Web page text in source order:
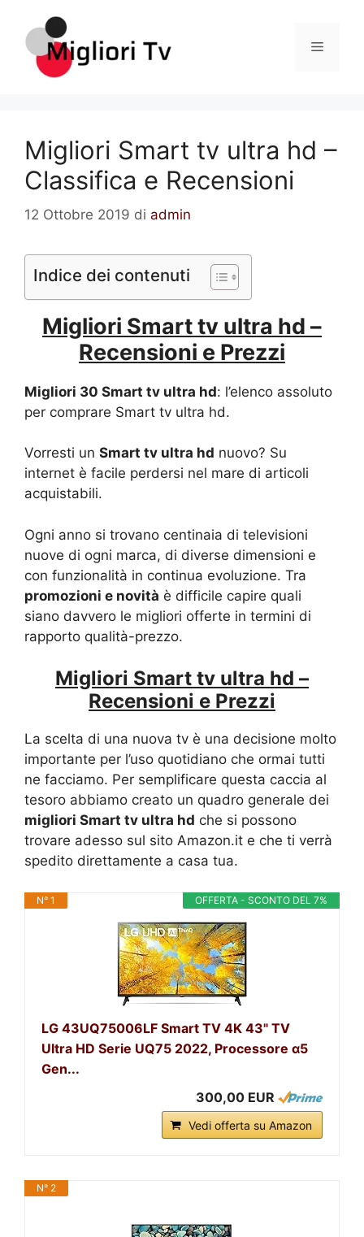
contenuto
Menu
Migliori Smart tv ultra hd –
Classifica e Recensioni
12 Ottobre 2019 di admin
Indice dei contenuti
Migliori Smart tv ultra hd –
Recensioni e Prezzi
Migliori 30 Smart tv ultra hd: l’elenco assoluto
per comprare Smart tv ultra hd.
Vorresti un Smart tv ultra hd nuovo? Su
internet è facile perdersi nel mare di articoli
acquistabili.
Ogni anno si trovano centinaia di televisioni
nuove di ogni marca, di diverse dimensioni e
con funzionalità in continua evoluzione. Tra
promozioni e novità è difficile capire quali
siano davvero le migliori offerte in termini di
rapporto qualità-prezzo.
Migliori Smart tv ultra hd –
Recensioni e Prezzi
La scelta di una nuova tv è una decisione molto
importante per l’uso quotidiano che ormai tutti
ne facciamo. Per semplificare questa caccia al
tesoro abbiamo creato un quadro generale dei
migliori Smart tv ultra hd che si possono
trovare adesso sul sito Amazon.it e che ti verrà
spedito direttamente a casa tua.
OFFERTA - SCONTO DEL 7%
N° 1
LG 43UQ75006LF Smart TV 4K 43" TV
Ultra HD Serie UQ75 2022, Processore α5
Gen...
300,00 EUR
Vedi offerta su Amazon
N° 2